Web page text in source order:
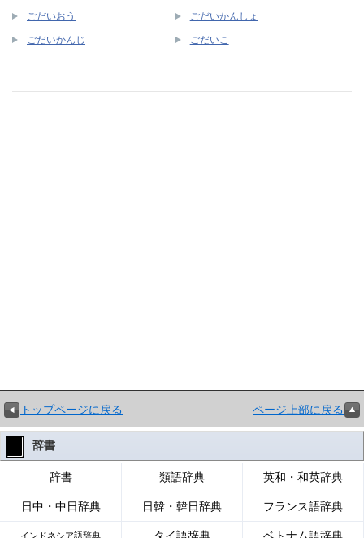
ごだいおう ごだいかんしょ
ごだいかんじ ごだいこ
トップページに戻る ページ上部に戻る
辞書
辞書 類語辞典 英和・和英辞典
日中・中日辞典 日韓・韓日辞典 フランス語辞典
インドネシア語辞典